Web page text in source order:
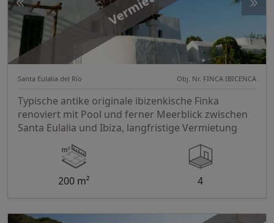
Santa Eulalia del Río Obj. Nr. FINCA IBICENCA
Typische antike originale ibizenkische Finka
renoviert mit Pool und ferner Meerblick zwischen
Santa Eulalia und Ibiza, langfristige Vermietung
200 m² 4